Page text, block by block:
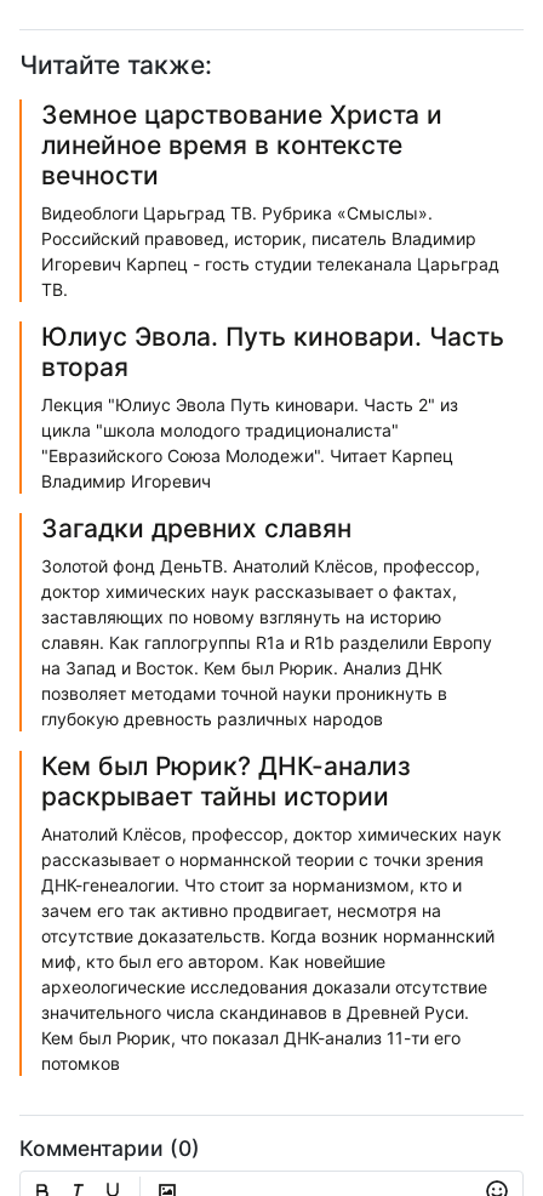
Читайте также:
Земное царствование Христа и
линейное время в контексте
вечности
Видеоблоги Царьград ТВ. Рубрика «Смыслы».
Российский правовед, историк, писатель Владимир
Игоревич Карпец - гость студии телеканала Царьград
ТВ.
Юлиус Эвола. Путь киновари. Часть
вторая
Лекция "Юлиус Эвола Путь киновари. Часть 2" из
цикла "школа молодого традиционалиста"
"Евразийского Союза Молодежи". Читает Карпец
Владимир Игоревич
Загадки древних славян
Золотой фонд ДеньТВ. Анатолий Клёсов, профессор,
доктор химических наук рассказывает о фактах,
заставляющих по новому взглянуть на историю
славян. Как гаплогруппы R1a и R1b разделили Европу
на Запад и Восток. Кем был Рюрик. Анализ ДНК
позволяет методами точной науки проникнуть в
глубокую древность различных народов
Кем был Рюрик? ДНК-анализ
раскрывает тайны истории
Анатолий Клёсов, профессор, доктор химических наук
рассказывает о норманнской теории с точки зрения
ДНК-генеалогии. Что стоит за норманизмом, кто и
зачем его так активно продвигает, несмотря на
отсутствие доказательств. Когда возник норманнский
миф, кто был его автором. Как новейшие
археологические исследования доказали отсутствие
значительного числа скандинавов в Древней Руси.
Кем был Рюрик, что показал ДНК-анализ 11-ти его
потомков
Комментарии (0)